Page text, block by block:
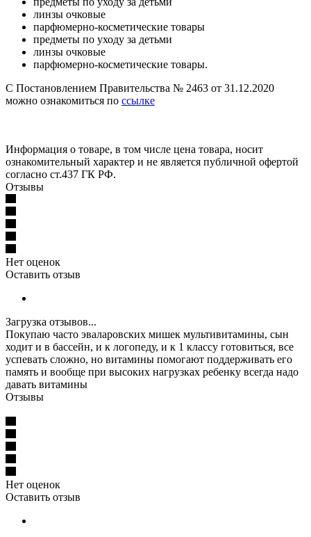
линзы очковые
парфюмерно-косметические товары
предметы по уходу за детьми
линзы очковые
парфюмерно-косметические товары.
С Постановлением Правительства № 2463 от 31.12.2020
можно ознакомиться по ссылке
Информация о товаре, в том числе цена товара, носит
ознакомительный характер и не является публичной офертой
согласно ст.437 ГК РФ.
Отзывы
Нет оценок
Оставить отзыв
Загрузка отзывов...
Покупаю часто эваларовских мишек мультивитамины, сын
ходит и в бассейн, и к логопеду, и к 1 классу готовиться, все
успевать сложно, но витамины помогают поддерживать его
память и вообще при высоких нагрузках ребенку всегда надо
давать витамины
Отзывы
Нет оценок
Оставить отзыв